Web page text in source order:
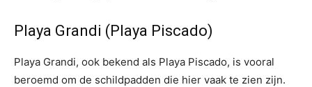
Playa Grandi (Playa Piscado)
Playa Grandi, ook bekend als Playa Piscado, is vooral
beroemd om de schildpadden die hier vaak te zien zijn.